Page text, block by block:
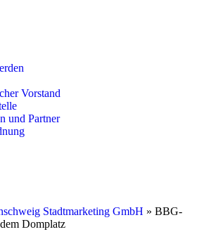
Vorstand
und Partner
Stadtmarketing GmbH » BBG-
Domplatz